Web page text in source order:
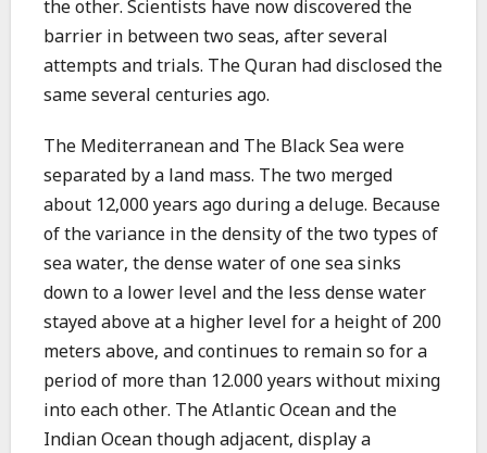
the other. Scientists have now discovered the
barrier in between two seas, after several
attempts and trials. The Quran had disclosed the
same several centuries ago.
The Mediterranean and The Black Sea were
separated by a land mass. The two merged
about 12,000 years ago during a deluge. Because
of the variance in the density of the two types of
sea water, the dense water of one sea sinks
down to a lower level and the less dense water
stayed above at a higher level for a height of 200
meters above, and continues to remain so for a
period of more than 12.000 years without mixing
into each other. The Atlantic Ocean and the
Indian Ocean though adjacent, display a